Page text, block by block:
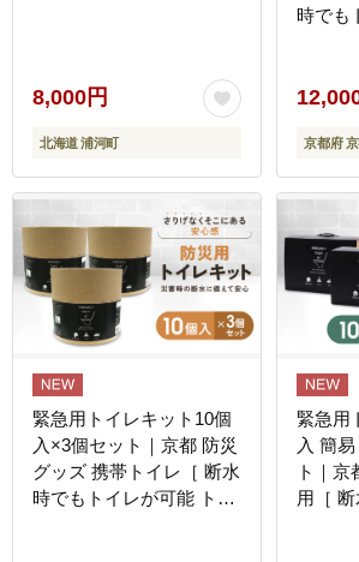
8,000円
北海道 浦河町
時でも
害用
品 豪
水 災
料無料
京都府
緊急用トイレキット10個
入×3個セット｜京都 防災
グッズ 携帯トイレ［ 断水
時でもトイレが可能 トイ
緊急用
入 簡
ト｜京
用［